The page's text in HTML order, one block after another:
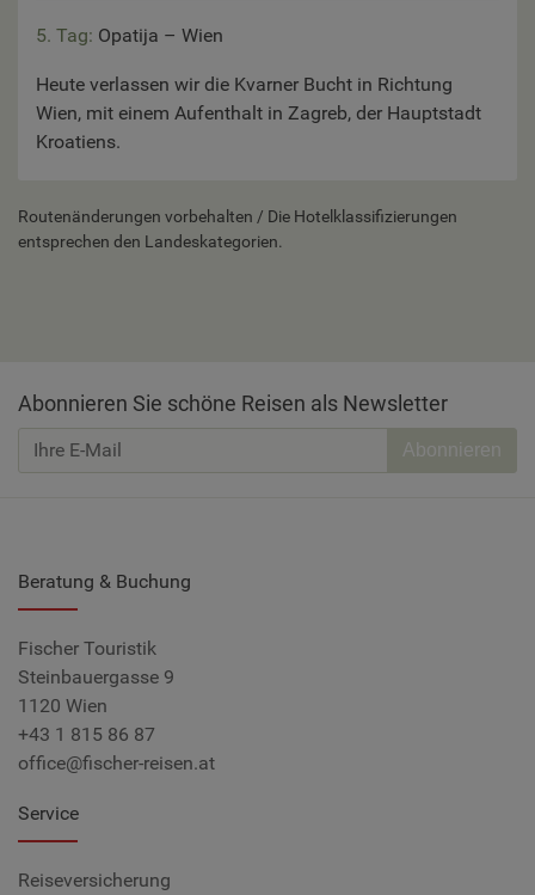
5. Tag: Opatija – Wien
Heute verlassen wir die Kvarner Bucht in Richtung
Wien, mit einem Aufenthalt in Zagreb, der Hauptstadt
Kroatiens.
Routenänderungen vorbehalten / Die Hotelklassifizierungen
entsprechen den Landeskategorien.
Abonnieren Sie schöne Reisen als Newsletter
Abonnieren
Beratung & Buchung
Fischer Touristik
Steinbauergasse 9
1120 Wien
+43 1 815 86 87
office@fischer-reisen.at
Service
Reiseversicherung